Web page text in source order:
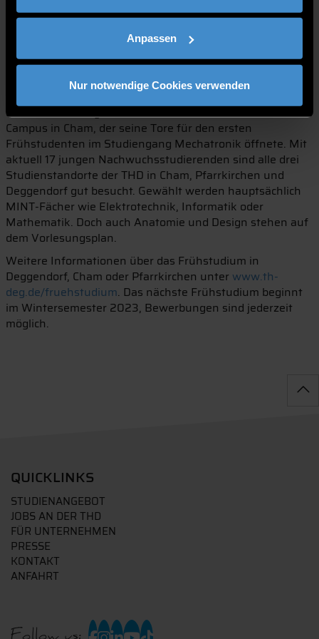
Anpassen
Nur notwendige Cookies verwenden
die Teilnehmenden ihre Interessen verfolgen und
Schulstoff vertiefen. Die Frühstudierenden besuchen ein
Semester lang, die WTOlerinnen und WTOler über zwei
Semester Vorlesungen ihrer Wahl und Englischkurse an
der THD. Die Seminararbeit zu einem wissenschaftlichen
Thema bearbeiten die Teilnehmerinnen und Teilnehmer
am Ende des Programms. Erstmals dabei war der THD-
Campus in Cham, der seine Tore für den ersten
Frühstudenten im Studiengang Mechatronik öffnete. Mit
aktuell 17 jungen Nachwuchsstudierenden sind alle drei
Studienstandorte der THD in Cham, Pfarrkirchen und
Deggendorf gut besucht. Gewählt werden hauptsächlich
MINT-Fächer wie Elektrotechnik, Informatik oder
Mathematik. Doch auch Anatomie und Design stehen auf
dem Vorlesungsplan.
Weitere Informationen über das Frühstudium in
Deggendorf, Cham oder Pfarrkirchen unter www.th-
deg.de/fruehstudium. Das nächste Frühstudium beginnt
im Wintersemester 2023, Bewerbungen sind jederzeit
möglich.
QUICKLINKS
STUDIENANGEBOT
JOBS AN DER THD
FÜR UNTERNEHMEN
PRESSE
KONTAKT
ANFAHRT